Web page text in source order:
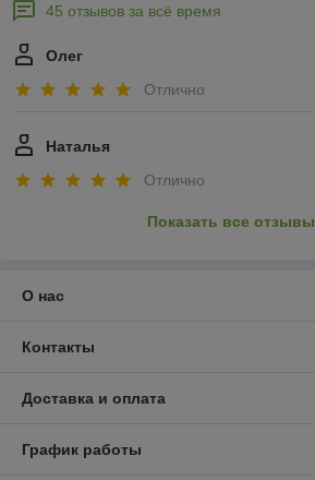
45 отзывов за всё время
Олег
Отлично
Наталья
Отлично
Показать все отзывы
О нас
Контакты
Доставка и оплата
График работы